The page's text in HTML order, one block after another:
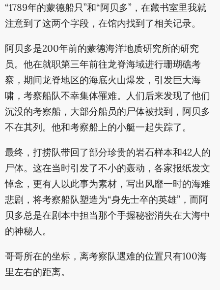
“1789年的蒙德船只”和“阿贝多”，在藏书室里我就
注意到了这两个字段，在馆内找到了相关记录。
阿贝多是200年前的蒙德海洋地质研究所的研究
员。他在就职第三年前往龙脊海域进行珊瑚礁考
察，期间龙脊地区的海底火山爆发，引发巨大海
啸，考察船队不幸集体罹难。人们后来发现了他们
沉没的考察船，大部分船员的尸体被找到，阿贝多
不在其列。他和考察船上的小艇一起失踪了。
最终，打捞队带回了部分珍贵的岩石样本和42人的
尸体。这在当时引发了不小的轰动，各家报纸发文
悼念，更有人以此事为素材，写出风靡一时的海难
悲剧，将考察船队塑造为“身先士卒的英雄”，而阿
贝多总是在剧本中担当那个手握秘密消失在大海中
的神秘人。
哥哥所在的坐标，离考察队遇难的位置只有100海
里左右的距离。